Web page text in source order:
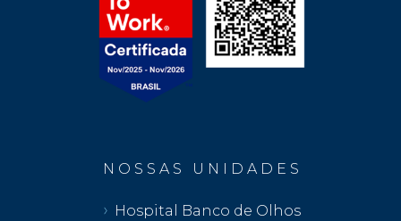
N O S S A S U N I D A D E S
Hospital Banco de Olhos